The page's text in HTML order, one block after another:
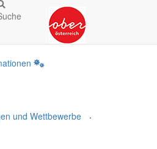
und Wettbewerbe
.